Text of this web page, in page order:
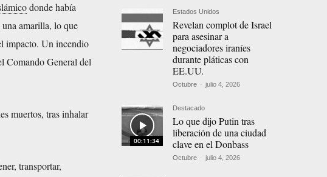
donde había
amarilla, lo que
impacto. Un incendio
Comando General del
muertos, tras inhalar
transportar,
Estados Unidos
Revelan complot de Israel
para asesinar a
negociadores iraníes
durante pláticas con
EE.UU.
Octubre - julio 4, 2026
00:11:34
Destacado
Lo que dijo Putin tras
liberación de una ciudad
clave en el Donbass
Octubre - julio 4, 2026